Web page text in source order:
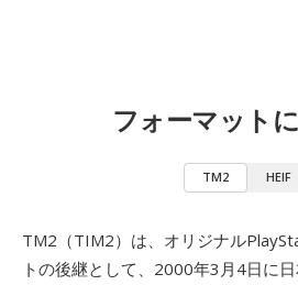
フォーマット
TM2 HEIF
TM2（TIM2）は、オリジナル
トの後継として、2000年3月4日に